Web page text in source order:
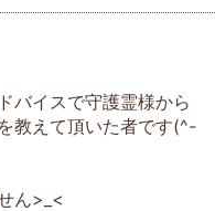
バイスで守護霊様から
教えて頂いた者です(^-
ん>_<